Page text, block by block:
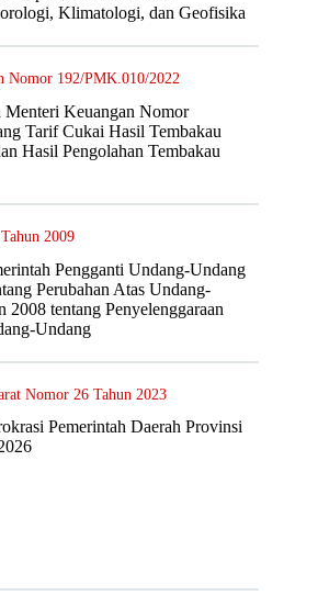
Klimatologi, dan Geofisika
Nomor 192/PMK.010/2022
Menteri Keuangan Nomor
Tarif Cukai Hasil Tembakau
Hasil Pengolahan Tembakau
2009
Pengganti Undang-Undang
Perubahan Atas Undang-
tentang Penyelenggaraan
Undang
Nomor 26 Tahun 2023
Pemerintah Daerah Provinsi